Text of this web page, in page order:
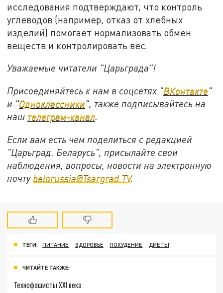
исследования подтверждают, что контроль
углеводов (например, отказ от хлебных
изделий) помогает нормализовать обмен
веществ и контролировать вес.
Уважаемые читатели "Царьграда"!
Присоединяйтесь к нам в соцсетях "ВКонтакте"
и "Одноклассники", также подписывайтесь на
наш телеграм-канал.
Если вам есть чем поделиться с редакцией
"Царьград. Беларусь", присылайте свои
наблюдения, вопросы, новости на электронную
почту belorussia@Tsargrad.TV.
ТЕГИ: ПИТАНИЕ ЗДОРОВЬЕ ПОХУДЕНИЕ ДИЕТЫ
ЧИТАЙТЕ ТАКЖЕ:
Технофашисты XXI века